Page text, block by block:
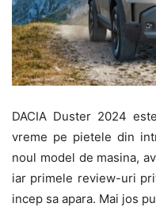
DACIA Duster 2024
vreme pe pietele din
noul model de masina,
iar primele review-uri
incep sa apara. Mai jos